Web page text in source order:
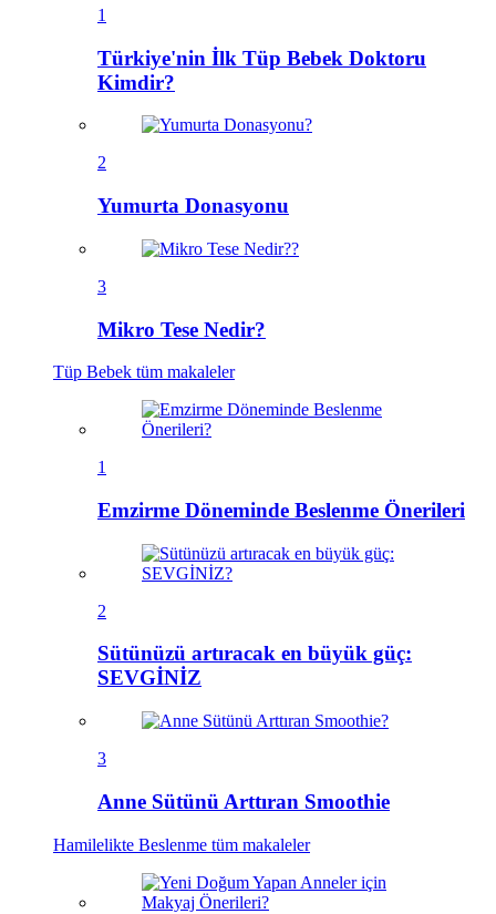
1
Türkiye'nin İlk Tüp Bebek Doktoru
Kimdir?
2
Yumurta Donasyonu
3
Mikro Tese Nedir?
Tüp Bebek tüm makaleler
1
Emzirme Döneminde Beslenme Önerileri
2
Sütünüzü artıracak en büyük güç:
SEVGİNİZ
3
Anne Sütünü Arttıran Smoothie
Hamilelikte Beslenme tüm makaleler